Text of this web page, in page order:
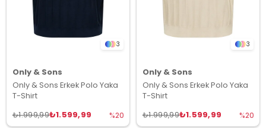
3
Only & Sons
Only & Sons Erkek Polo Yaka
T-Shirt
₺1.599,99
₺1.999,99 %20
3
Only & Sons
Only & Sons Erkek Polo Yaka
T-Shirt
₺1.599,99
₺1.999,99 %20